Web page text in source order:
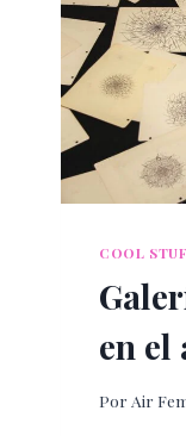
COOL
en el
Por Air